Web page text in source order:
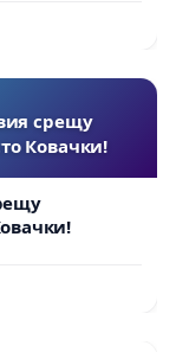
електронно
на връзка
поток
системи на
срещу
Ковачки!